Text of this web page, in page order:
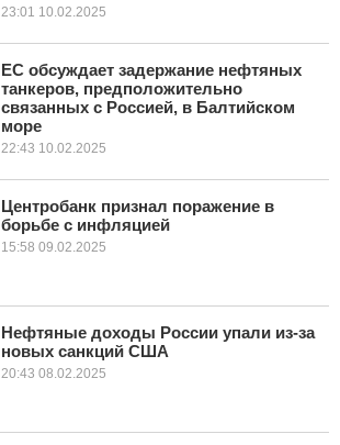
23:01 10.02.2025
ЕС обсуждает задержание нефтяных
танкеров, предположительно
связанных с Россией, в Балтийском
море
22:43 10.02.2025
Центробанк признал поражение в
борьбе с инфляцией
15:58 09.02.2025
Нефтяные доходы России упали из-за
новых санкций США
20:43 08.02.2025